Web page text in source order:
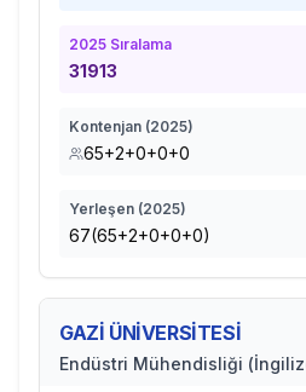
2025 Sıralama
31913
Kontenjan (2025)
65+2+0+0+0
Yerleşen (2025)
67(65+2+0+0+0)
GAZİ ÜNİVERSİTESİ
Endüstri Mühendisliği